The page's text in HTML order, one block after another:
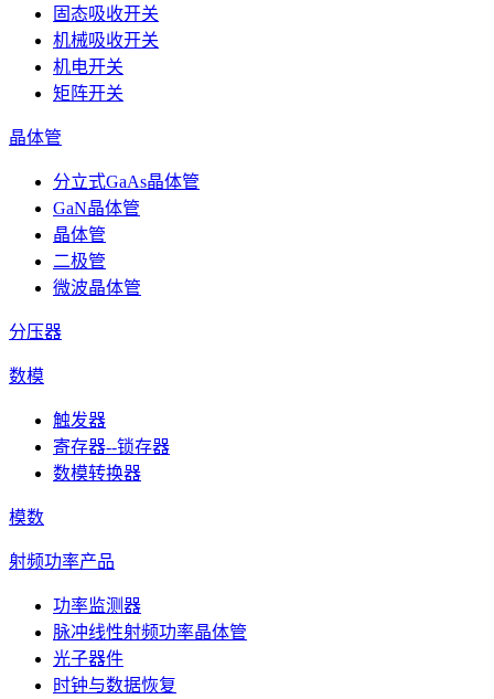
固态吸收开关
机械吸收开关
机电开关
矩阵开关
晶体管
分立式GaAs晶体管
GaN晶体管
晶体管
二极管
微波晶体管
分压器
数模
触发器
寄存器--锁存器
数模转换器
模数
射频功率产品
功率监测器
脉冲线性射频功率晶体管
光子器件
时钟与数据恢复